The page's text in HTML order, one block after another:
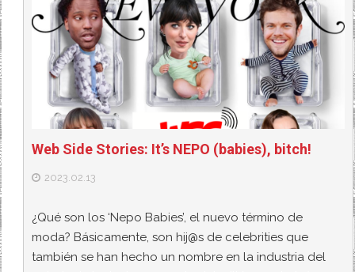
Web Side Stories: It’s NEPO (babies), bitch!
2023.02.13
¿Qué son los ‘Nepo Babies’, el nuevo término de
moda? Básicamente, son hij@s de celebrities que
también se han hecho un nombre en la industria del